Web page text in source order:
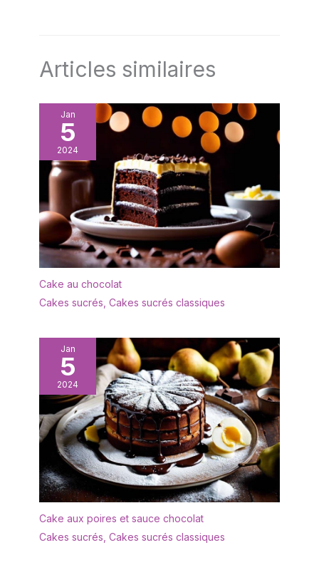
Articles similaires
Jan
5
2024
Cake au chocolat
Cakes sucrés Cakes sucrés classiques
Jan
5
2024
Cake aux poires et sauce chocolat
Cakes sucrés Cakes sucrés classiques